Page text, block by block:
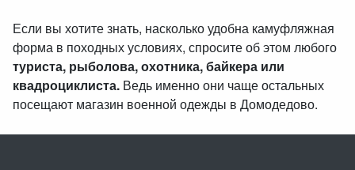
Если вы хотите знать, насколько удобна камуфляжная
форма в походных условиях, спросите об этом любого
туриста, рыболова, охотника, байкера или
квадроциклиста. Ведь именно они чаще остальных
посещают магазин военной одежды в Домодедово.